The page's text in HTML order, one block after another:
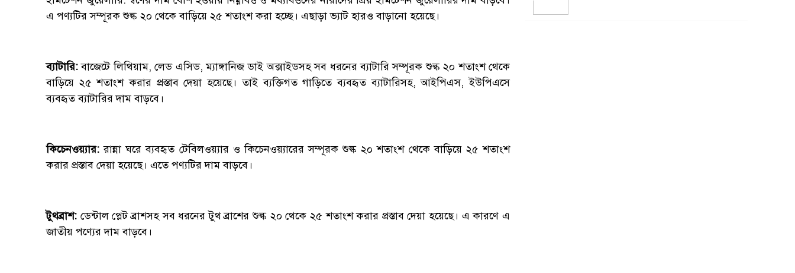
এ পণ্যটির সম্পূরক শুল্ক ২০ থেকে বাড়িয়ে ২৫ শতাংশ করা হচ্ছে। এছাড়া ভ্যাট হারও বাড়ানো হয়েছে।
ব্যাটারি:বাজেটে লিথিয়াম, লেড এসিড, ম্যাঙ্গানিজ ডাই অক্সাইডসহ সব ধরনের ব্যাটারি সম্পূরক শুল্ক ২০ শতাংশ থেকে
বাড়িয়ে ২৫ শতাংশ করার প্রস্তাব দেয়া হয়েছে। তাই ব্যক্তিগত গাড়িতে ব্যবহৃত ব্যাটারিসহ, আইপিএস, ইউপিএসে
ব্যবহৃত ব্যাটারির দাম বাড়বে।
কিচেনওয়্যার:রান্না ঘরে ব্যবহৃত টেবিলওয়্যার ও কিচেনওয়্যারের সম্পূরক শুল্ক ২০ শতাংশ থেকে বাড়িয়ে ২৫ শতাংশ
করার প্রস্তাব দেয়া হয়েছে। এতে পণ্যটির দাম বাড়বে।
টুথব্রাশ: ডেন্টাল প্লেট ব্রাশসহ সব ধরনের টুথ ব্রাশের শুল্ক ২০ থেকে ২৫ শতাংশ করার প্রস্তাব দেয়া হয়েছে। এ কারণে এ
জাতীয় পণ্যের দাম বাড়বে।